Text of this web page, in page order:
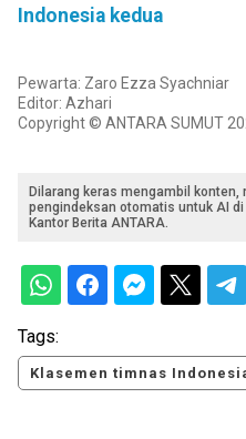
Indonesia kedua
Pewarta: Zaro Ezza Syachniar
Editor: Azhari
Copyright © ANTARA SUMUT
Dilarang keras mengambil konten,
pengindeksan otomatis untuk AI
Kantor Berita ANTARA.
Tags:
Klasemen timnas